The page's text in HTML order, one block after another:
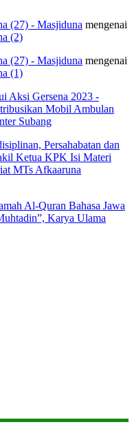
(27) - Masjiduna mengenai
(2)
(27) - Masjiduna mengenai
(1)
Aksi Gersena 2023 -
Mobil Ambulan
Subang
Persahabatan dan
Ketua KPK Isi Materi
MTs Afkaaruna
Al-Quran Bahasa Jawa
Karya Ulama